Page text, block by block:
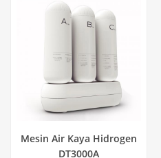
Mesin Air Kaya Hidrogen
DT3000A